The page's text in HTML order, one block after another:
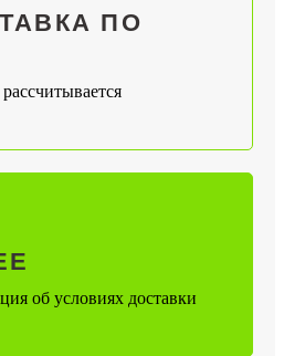
ПО
об условиях доставки